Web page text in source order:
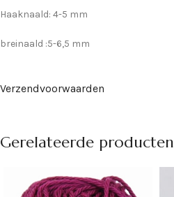
Haaknaald: 4-5 mm
breinaald :5-6,5 mm
Verzendvoorwaarden
Gerelateerde producten